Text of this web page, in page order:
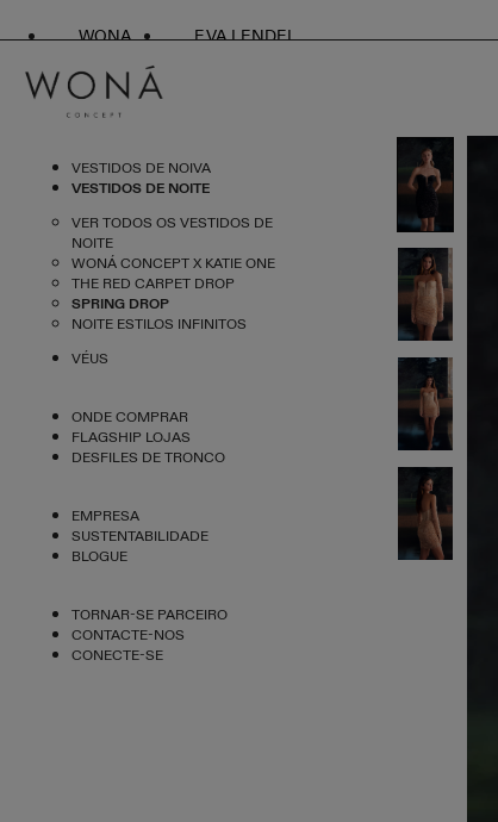
WONA EVA LENDEL
VESTIDOS DE NOIVA
VESTIDOS DE NOITE
VER TODOS OS VESTIDOS DE
NOITE
WONÁ CONCEPT X KATIE ONE
THE RED CARPET DROP
SPRING DROP
NOITE ESTILOS INFINITOS
VÉUS
ONDE COMPRAR
FLAGSHIP LOJAS
DESFILES DE TRONCO
EMPRESA
SUSTENTABILIDADE
BLOGUE
TORNAR-SE PARCEIRO
CONTACTE-NOS
CONECTE-SE